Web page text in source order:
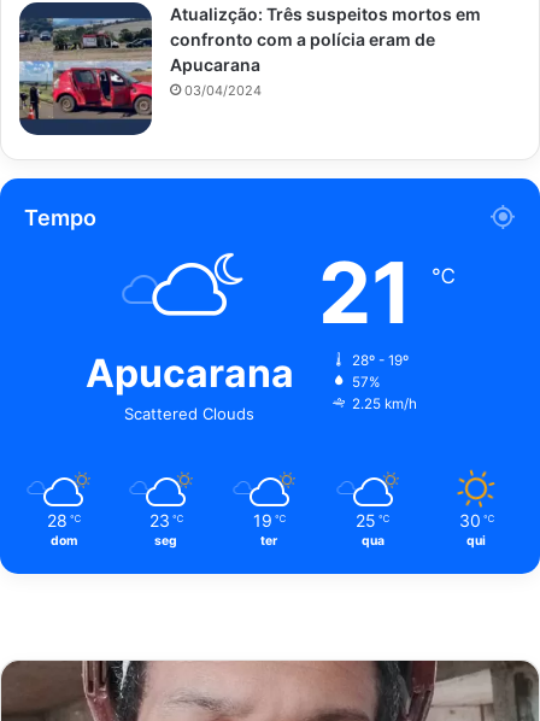
Atualizção: Três suspeitos mortos em
confronto com a polícia eram de
Apucarana
03/04/2024
Tempo
Apucarana
Scattered Clouds
21 ℃
28º - 19º
57%
2.25 km/h
28 ℃
dom
23 ℃
seg
19 ℃
ter
25 ℃
qua
30 ℃
qui